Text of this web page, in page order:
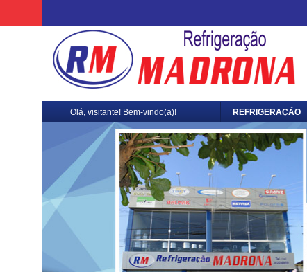
Olá, visitante! Bem-vindo(a)! REFRIGERAÇÃO